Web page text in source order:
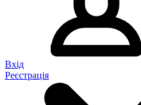
Вхід
Реєстрація